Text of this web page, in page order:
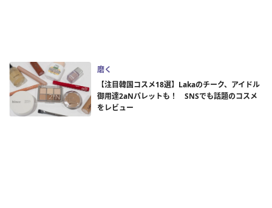
磨く
【注目韓国コスメ18選】Lakaのチーク、アイドル
御用達2aNパレットも！ SNSでも話題のコスメ
をレビュー